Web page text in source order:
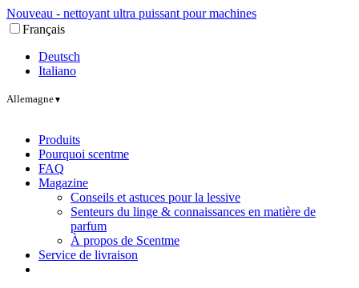
Nouveau - nettoyant ultra puissant pour machines
Français
Deutsch
Italiano
Allemagne▼
Produits
Pourquoi scentme
FAQ
Magazine
Conseils et astuces pour la lessive
Senteurs du linge & connaissances en matière de
parfum
À propos de Scentme
Service de livraison